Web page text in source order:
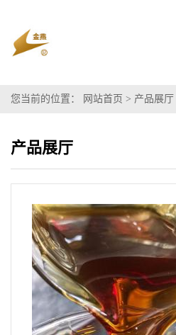
您当前的位置： 网站首页 > 产品展厅
产品展厅